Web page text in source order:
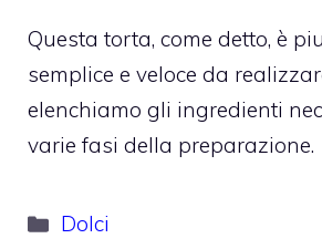
Questa torta, come detto, è
semplice e veloce da
elenchiamo gli ingredienti
varie fasi della preparazione.
Categorie
Dolci